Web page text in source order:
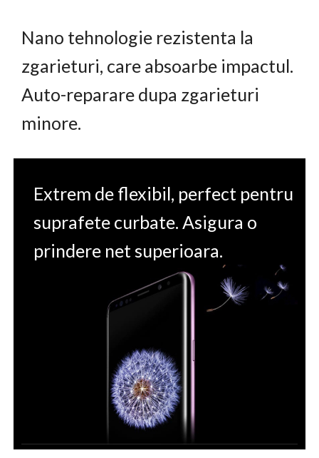
Nano tehnologie rezistenta la
zgarieturi, care absoarbe impactul.
Auto-reparare dupa zgarieturi
minore.
Extrem de flexibil, perfect pentru
suprafete curbate. Asigura o
prindere net superioara.